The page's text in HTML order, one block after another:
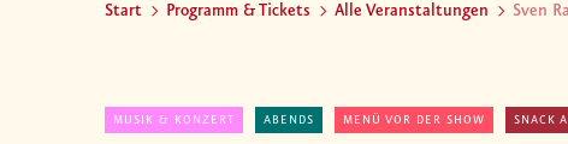
Start Programm & Tickets Alle Veranstaltungen Sven
MUSIK & KONZERT ABENDS MENÜ VOR DER SHOW SNACK